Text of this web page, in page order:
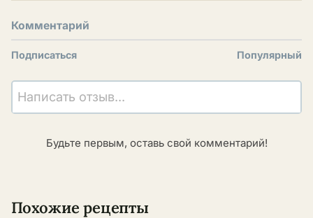
Комментарий
Подписаться Популярный
Написать отзыв...
Будьте первым, оставь свой комментарий!
Похожие рецепты